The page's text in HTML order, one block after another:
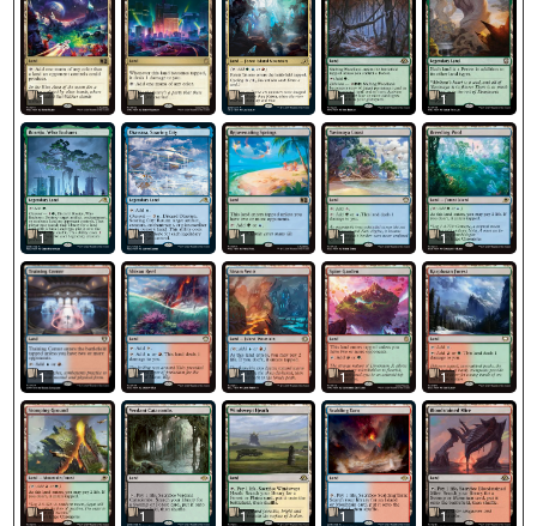
1 1 1 1 1
1 1 1 1 1
1 1 1 1 1
1 1 1 1 1